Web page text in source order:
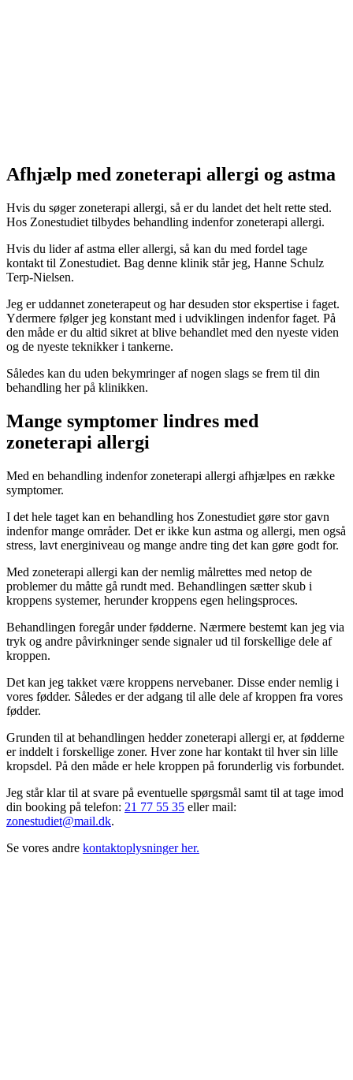
Afhjælp med zoneterapi allergi og astma
Hvis du søger zoneterapi allergi, så er du landet det helt rette sted.
Hos Zonestudiet tilbydes behandling indenfor zoneterapi allergi.
Hvis du lider af astma eller allergi, så kan du med fordel tage
kontakt til Zonestudiet. Bag denne klinik står jeg, Hanne Schulz
Terp-Nielsen.
Jeg er uddannet zoneterapeut og har desuden stor ekspertise i faget.
Ydermere følger jeg konstant med i udviklingen indenfor faget. På
den måde er du altid sikret at blive behandlet med den nyeste viden
og de nyeste teknikker i tankerne.
Således kan du uden bekymringer af nogen slags se frem til din
behandling her på klinikken.
Mange symptomer lindres med
zoneterapi allergi
Med en behandling indenfor zoneterapi allergi afhjælpes en række
symptomer.
I det hele taget kan en behandling hos Zonestudiet gøre stor gavn
indenfor mange områder. Det er ikke kun astma og allergi, men også
stress, lavt energiniveau og mange andre ting det kan gøre godt for.
Med zoneterapi allergi kan der nemlig målrettes med netop de
problemer du måtte gå rundt med. Behandlingen sætter skub i
kroppens systemer, herunder kroppens egen helingsproces.
Behandlingen foregår under fødderne. Nærmere bestemt kan jeg via
tryk og andre påvirkninger sende signaler ud til forskellige dele af
kroppen.
Det kan jeg takket være kroppens nervebaner. Disse ender nemlig i
vores fødder. Således er der adgang til alle dele af kroppen fra vores
fødder.
Grunden til at behandlingen hedder zoneterapi allergi er, at fødderne
er inddelt i forskellige zoner. Hver zone har kontakt til hver sin lille
kropsdel. På den måde er hele kroppen på forunderlig vis forbundet.
Jeg står klar til at svare på eventuelle spørgsmål samt til at tage imod
din booking på telefon: 21 77 55 35 eller mail:
zonestudiet@mail.dk.
Se vores andre kontaktoplysninger her.